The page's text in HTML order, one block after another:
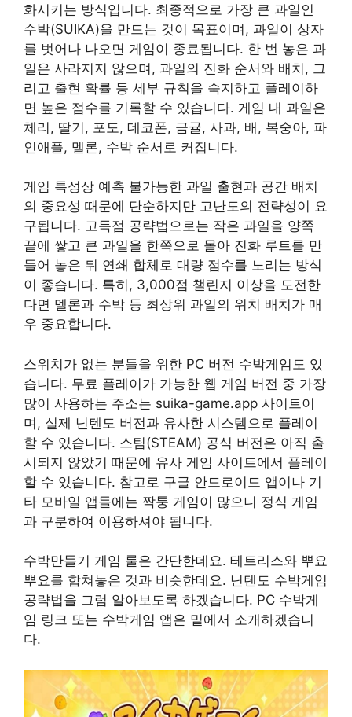
화시키는 방식입니다. 최종적으로 가장 큰 과일인
수박(SUIKA)을 만드는 것이 목표이며, 과일이 상자
를 벗어나 나오면 게임이 종료됩니다. 한 번 놓은 과
일은 사라지지 않으며, 과일의 진화 순서와 배치, 그
리고 출현 확률 등 세부 규칙을 숙지하고 플레이하
면 높은 점수를 기록할 수 있습니다. 게임 내 과일은
체리, 딸기, 포도, 데코폰, 금귤, 사과, 배, 복숭아, 파
인애플, 멜론, 수박 순서로 커집니다.
게임 특성상 예측 불가능한 과일 출현과 공간 배치
의 중요성 때문에 단순하지만 고난도의 전략성이 요
구됩니다. 고득점 공략법으로는 작은 과일을 양쪽
끝에 쌓고 큰 과일을 한쪽으로 몰아 진화 루트를 만
들어 놓은 뒤 연쇄 합체로 대량 점수를 노리는 방식
이 좋습니다. 특히, 3,000점 챌린지 이상을 도전한
다면 멜론과 수박 등 최상위 과일의 위치 배치가 매
우 중요합니다.
스위치가 없는 분들을 위한 PC 버전 수박게임도 있
습니다. 무료 플레이가 가능한 웹 게임 버전 중 가장
많이 사용하는 주소는 suika-game.app 사이트이
며, 실제 닌텐도 버전과 유사한 시스템으로 플레이
할 수 있습니다. 스팀(STEAM) 공식 버전은 아직 출
시되지 않았기 때문에 유사 게임 사이트에서 플레이
할 수 있습니다. 참고로 구글 안드로이드 앱이나 기
타 모바일 앱들에는 짝퉁 게임이 많으니 정식 게임
과 구분하여 이용하셔야 됩니다.
수박만들기 게임 룰은 간단한데요. 테트리스와 뿌요
뿌요를 합쳐놓은 것과 비슷한데요. 닌텐도 수박게임
공략법을 그럼 알아보도록 하겠습니다. PC 수박게
임 링크 또는 수박게임 앱은 밑에서 소개하겠습니
다.